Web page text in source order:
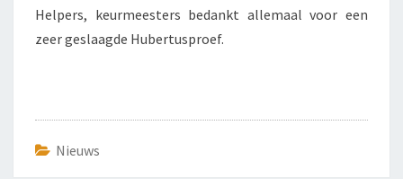
Helpers, keurmeesters bedankt allemaal voor een
zeer geslaagde Hubertusproef.
Nieuws